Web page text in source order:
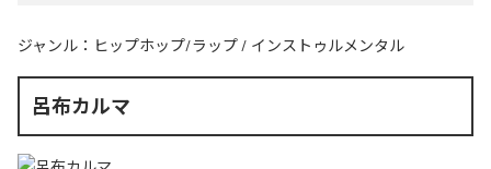
ジャンル： ヒップホップ/ラップ / インストゥルメンタル
呂布カルマ